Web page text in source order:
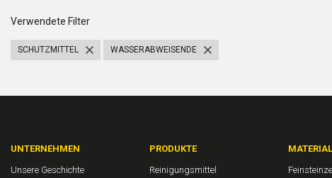
Verwendete Filter
SCHUTZMITTEL WASSERABWEISENDE
UNTERNEHMEN
Unsere Geschichte
PRODUKTE
Reinigungsmittel